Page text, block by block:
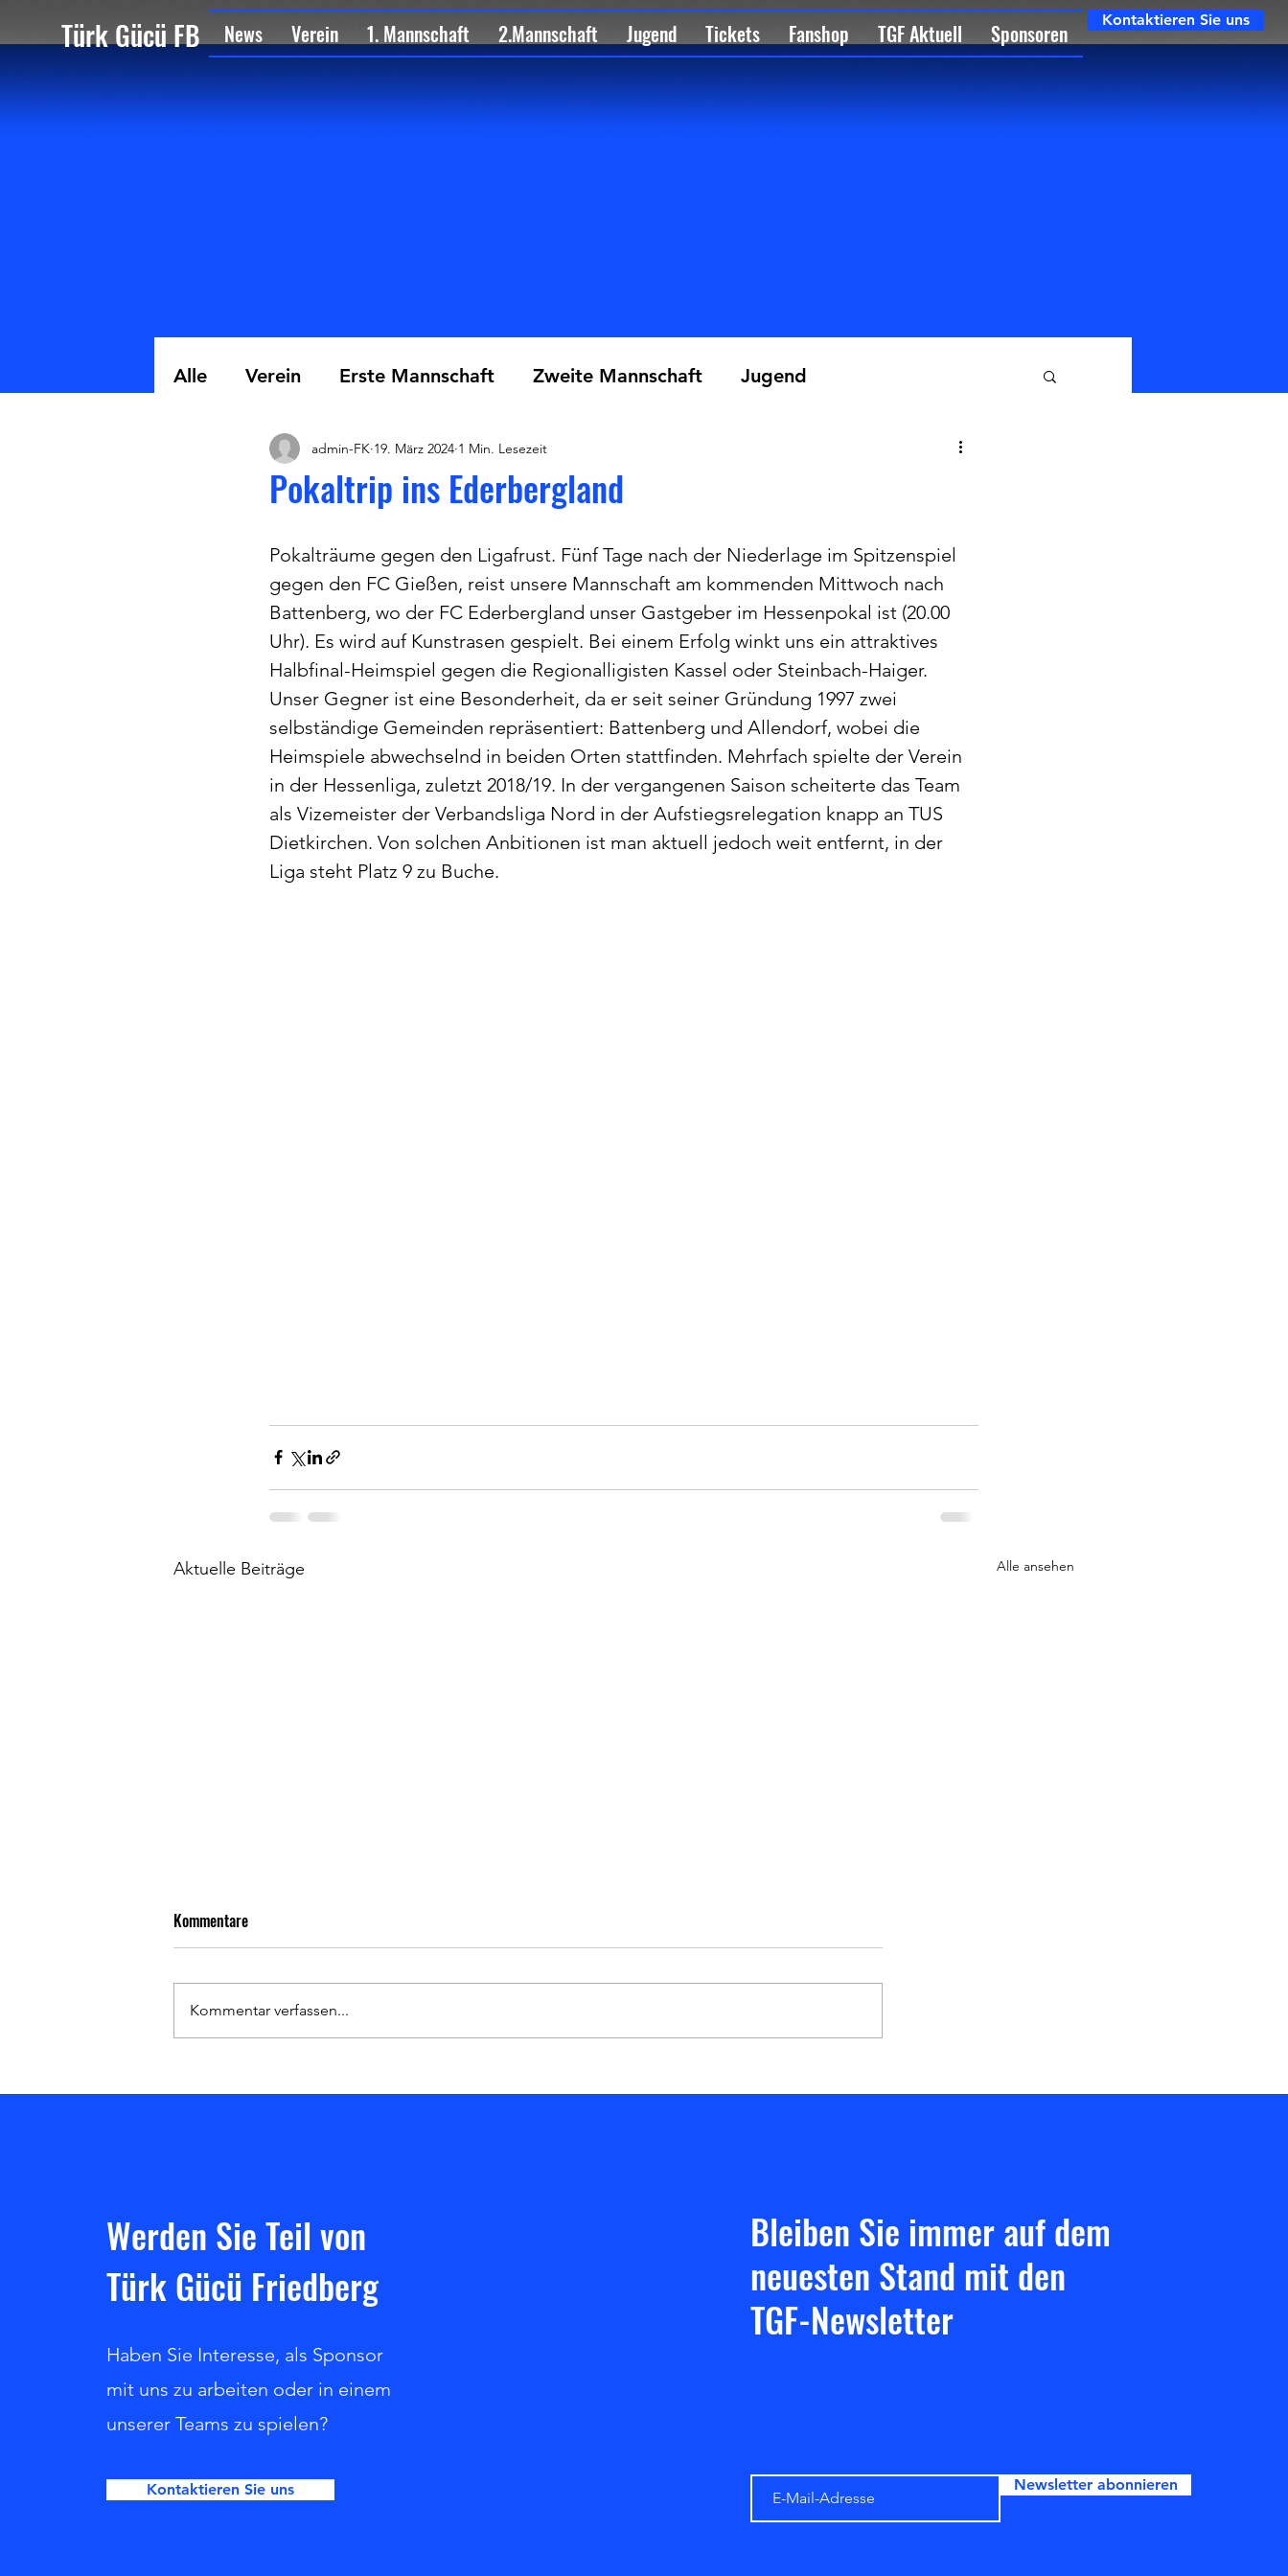
Türk Gücü FB News Verein 1. Mannschaft 2.Mannschaft Jugend Tickets Fanshop TGF Aktuell Sponsoren Kontaktieren Sie uns
Alle Verein Erste Mannschaft Zweite Mannschaft Jugend
Pokaltrip ins Ederbergland
admin-FK 19. März 2024 1 Min. Lesezeit
Pokalträume gegen den Ligafrust. Fünf Tage nach der Niederlage im Spitzenspiel
gegen den FC Gießen, reist unsere Mannschaft am kommenden Mittwoch nach
Battenberg, wo der FC Ederbergland unser Gastgeber im Hessenpokal ist (20.00
Uhr). Es wird auf Kunstrasen gespielt. Bei einem Erfolg winkt uns ein attraktives
Halbfinal-Heimspiel gegen die Regionalligisten Kassel oder Steinbach-Haiger.
Unser Gegner ist eine Besonderheit, da er seit seiner Gründung 1997 zwei
selbständige Gemeinden repräsentiert: Battenberg und Allendorf, wobei die
Heimspiele abwechselnd in beiden Orten stattfinden. Mehrfach spielte der Verein
in der Hessenliga, zuletzt 2018/19. In der vergangenen Saison scheiterte das Team
als Vizemeister der Verbandsliga Nord in der Aufstiegsrelegation knapp an TUS
Dietkirchen. Von solchen Anbitionen ist man aktuell jedoch weit entfernt, in der
Liga steht Platz 9 zu Buche.
Aktuelle Beiträge Alle ansehen
Zuversicht in die nächsten Spiele!
In der Auftaktwoche in Gießen
macht Hoffnung auf den Triple-
Kommentare
Kommentar verfassen...
Werden Sie Teil von
Türk Gücü Friedberg
Haben Sie Interesse, als Sponsor
mit uns zu arbeiten oder in einem
unserer Teams zu spielen?
Kontaktieren Sie uns
Bleiben Sie immer auf dem
neuesten Stand mit den
TGF-Newsletter
Newsletter abonnieren